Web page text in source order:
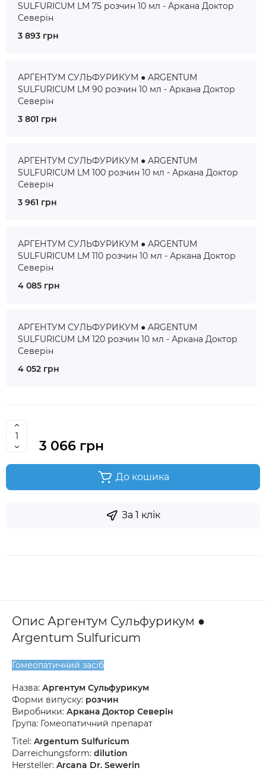
SULFURICUM LM 75 розчин 10 мл - Аркана Доктор
Северін
3 893 грн
АРГЕНТУМ СУЛЬФУРИКУМ ● ARGENTUM
SULFURICUM LM 90 розчин 10 мл - Аркана Доктор
Северін
3 801 грн
АРГЕНТУМ СУЛЬФУРИКУМ ● ARGENTUM
SULFURICUM LM 100 розчин 10 мл - Аркана Доктор
Северін
3 961 грн
АРГЕНТУМ СУЛЬФУРИКУМ ● ARGENTUM
SULFURICUM LM 110 розчин 10 мл - Аркана Доктор
Северін
4 085 грн
АРГЕНТУМ СУЛЬФУРИКУМ ● ARGENTUM
SULFURICUM LM 120 розчин 10 мл - Аркана Доктор
Северін
4 052 грн
3 066 грн
До кошика
За 1 клік
Опис Аргентум Сульфурикум ●
Argentum Sulfuricum
Гомеопатичний засіб
Назва: Аргентум Сульфурикум
Форми випуску: розчин
Виробники: Аркана Доктор Северін
Група: Гомеопатичний препарат
Titel: Argentum Sulfuricum
Darreichungsform: dilution
Hersteller: Arcana Dr. Sewerin